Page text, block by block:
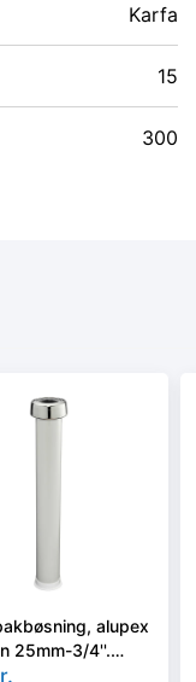
Karfa
15
300
alupex
25mm-3/4''.